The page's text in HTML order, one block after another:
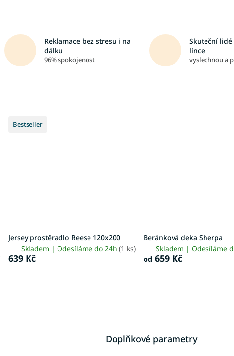
Reklamace bez stresu i na
dálku
96% spokojenost
Skuteční lidé
lince
vyslechnou a
Bestseller
Jersey prostěradlo Reese 120x200
Skladem | Odesíláme do 24h (1 ks)
639 Kč
Beránková deka Sherpa
Skladem | Odesíláme
od 659 Kč
Doplňkové parametry